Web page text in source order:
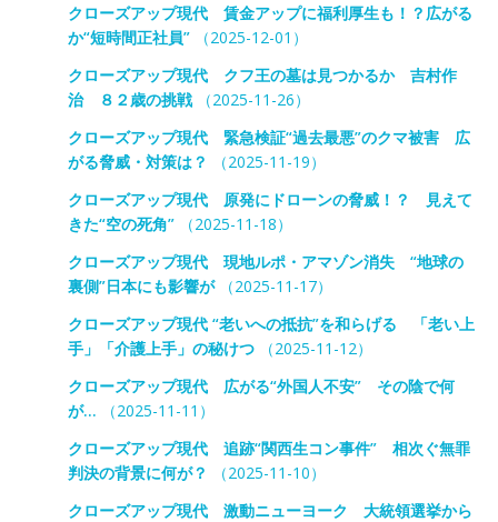
クローズアップ現代 賃金アップに福利厚生も！？広がる
か“短時間正社員”（2025-12-01）
クローズアップ現代 クフ王の墓は見つかるか 吉村作
治 ８２歳の挑戦（2025-11-26）
クローズアップ現代 緊急検証“過去最悪”のクマ被害 広
がる脅威・対策は？
（2025-11-19）
クローズアップ現代 原発にドローンの脅威！？ 見えて
きた“空の死角”（2025-11-18）
クローズアップ現代 現地ルポ・アマゾン消失 “地球の
裏側”日本にも影響が（2025-11-17）
クローズアップ現代 “老いへの抵抗”を和らげる 「老い上
手」「介護上手」の秘けつ（2025-11-12）
クローズアップ現代 広がる“外国人不安” その陰で何
が… （2025-11-11）
クローズアップ現代 追跡“関西生コン事件” 相次ぐ無罪
判決の背景に何が？
（2025-11-10）
クローズアップ現代 激動ニューヨーク 大統領選挙から